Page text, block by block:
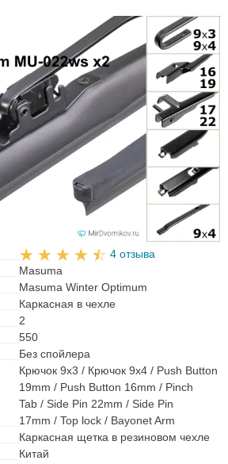
4 отзыва
Masuma
Masuma Winter Optimum
Каркасная в чехле
2
550
Без спойлера
Крючок 9x3 / Крючок 9x4 / Push Button
19mm / Push Button 16mm / Pinch
Tab / Side Pin 22mm / Side Pin
17mm / Top lock / Bayonet Arm
Каркасная щетка в резиновом чехле
Китай